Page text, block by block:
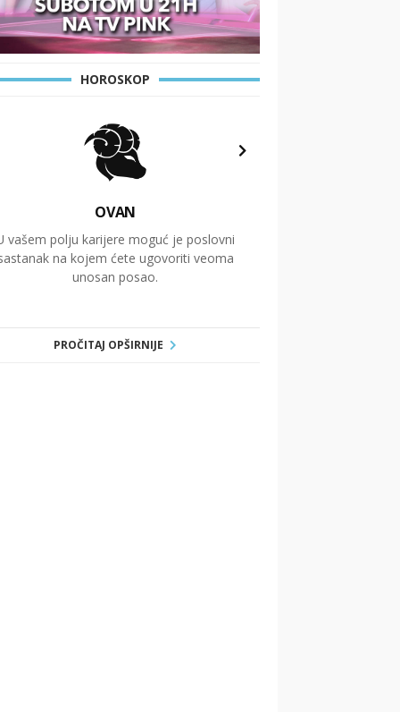
HOROSKOP
OVAN
vašem polju karijere moguć je poslovni
na kojem ćete ugovoriti veoma
unosan posao.
PROČITAJ OPŠIRNIJE